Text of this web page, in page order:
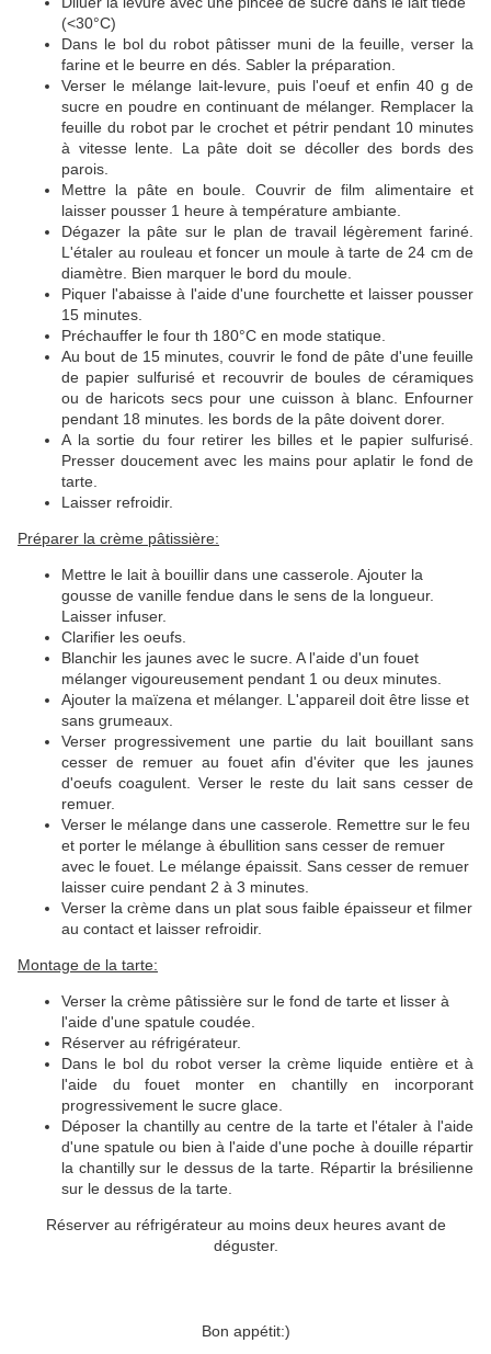
(<30°C)
Dans le bol du robot pâtisser muni de la feuille, verser la
farine et le beurre en dés. Sabler la préparation.
Verser le mélange lait-levure, puis l'oeuf et enfin 40 g de
sucre en poudre en continuant de mélanger. Remplacer la
feuille du robot par le crochet et pétrir pendant 10 minutes
à vitesse lente. La pâte doit se décoller des bords des
parois.
Mettre la pâte en boule. Couvrir de film alimentaire et
laisser pousser 1 heure à température ambiante.
Dégazer la pâte sur le plan de travail légèrement fariné.
L'étaler au rouleau et foncer un moule à tarte de 24 cm de
diamètre. Bien marquer le bord du moule.
Piquer l'abaisse à l'aide d'une fourchette et laisser pousser
15 minutes.
Préchauffer le four th 180°C en mode statique.
Au bout de 15 minutes, couvrir le fond de pâte d'une feuille
de papier sulfurisé et recouvrir de boules de céramiques
ou de haricots secs pour une cuisson à blanc. Enfourner
pendant 18 minutes. les bords de la pâte doivent dorer.
A la sortie du four retirer les billes et le papier sulfurisé.
Presser doucement avec les mains pour aplatir le fond de
tarte.
Laisser refroidir.
Préparer la crème pâtissière:
Mettre le lait à bouillir dans une casserole. Ajouter la
gousse de vanille fendue dans le sens de la longueur.
Laisser infuser.
Clarifier les oeufs.
Blanchir les jaunes avec le sucre. A l'aide d'un fouet
mélanger vigoureusement pendant 1 ou deux minutes.
Ajouter la maïzena et mélanger. L'appareil doit être lisse et
sans grumeaux.
Verser progressivement une partie du lait bouillant sans
cesser de remuer au fouet afin d'éviter que les jaunes
d'oeufs coagulent. Verser le reste du lait sans cesser de
remuer.
Verser le mélange dans une casserole. Remettre sur le feu
et porter le mélange à ébullition sans cesser de remuer
avec le fouet. Le mélange épaissit. Sans cesser de remuer
laisser cuire pendant 2 à 3 minutes.
Verser la crème dans un plat sous faible épaisseur et filmer
au contact et laisser refroidir.
Montage de la tarte:
Verser la crème pâtissière sur le fond de tarte et lisser à
l'aide d'une spatule coudée.
Réserver au réfrigérateur.
Dans le bol du robot verser la crème liquide entière et à
l'aide du fouet monter en chantilly en incorporant
progressivement le sucre glace.
Déposer la chantilly au centre de la tarte et l'étaler à l'aide
d'une spatule ou bien à l'aide d'une poche à douille répartir
la chantilly sur le dessus de la tarte. Répartir la brésilienne
sur le dessus de la tarte.
Réserver au réfrigérateur au moins deux heures avant de
déguster.
Bon appétit:)